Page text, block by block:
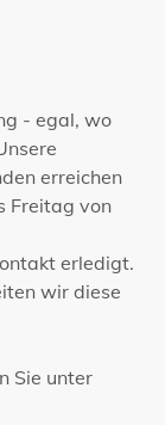
- egal, wo
erreichen
Freitag von
erledigt.
wir diese
Sie unter